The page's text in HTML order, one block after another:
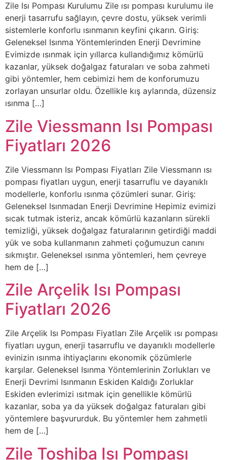
Zile Isı Pompası Kurulumu Zile ısı pompası kurulumu ile
enerji tasarrufu sağlayın, çevre dostu, yüksek verimli
sistemlerle konforlu ısınmanın keyfini çıkarın. Giriş:
Geleneksel Isınma Yöntemlerinden Enerji Devrimine
Evimizde ısınmak için yıllarca kullandığımız kömürlü
kazanlar, yüksek doğalgaz faturaları ve soba zahmeti
gibi yöntemler, hem cebimizi hem de konforumuzu
zorlayan unsurlar oldu. Özellikle kış aylarında, düzensiz
ısınma […]
Zile Viessmann Isı Pompası
Fiyatları 2026
Zile Viessmann Isı Pompası Fiyatları Zile Viessmann ısı
pompası fiyatları uygun, enerji tasarruflu ve dayanıklı
modellerle, konforlu ısınma çözümleri sunar. Giriş:
Geleneksel Isınmadan Enerji Devrimine Hepimiz evimizi
sıcak tutmak isteriz, ancak kömürlü kazanların sürekli
temizliği, yüksek doğalgaz faturalarının getirdiği maddi
yük ve soba kullanmanın zahmeti çoğumuzun canını
sıkmıştır. Geleneksel ısınma yöntemleri, hem çevreye
hem de […]
Zile Arçelik Isı Pompası
Fiyatları 2026
Zile Arçelik Isı Pompası Fiyatları Zile Arçelik ısı pompası
fiyatları uygun, enerji tasarruflu ve dayanıklı modellerle
evinizin ısınma ihtiyaçlarını ekonomik çözümlerle
karşılar. Geleneksel Isınma Yöntemlerinin Zorlukları ve
Enerji Devrimi Isınmanın Eskiden Kaldığı Zorluklar
Eskiden evlerimizi ısıtmak için genellikle kömürlü
kazanlar, soba ya da yüksek doğalgaz faturaları gibi
yöntemlere başvururduk. Bu yöntemler hem zahmetli
hem de […]
Zile Toshiba Isı Pompası